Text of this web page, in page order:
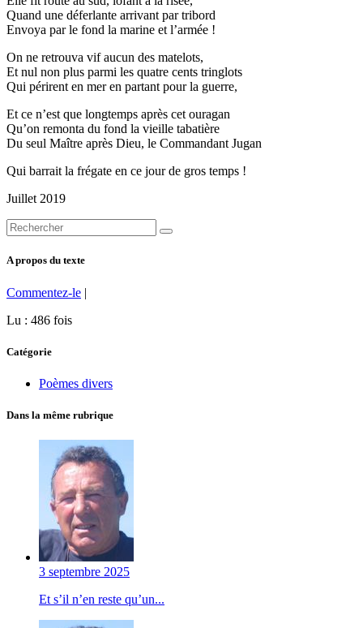
Quand une déferlante arrivant par tribord
Envoya par le fond la marine et l’armée !
On ne retrouva vif aucun des matelots,
Et nul non plus parmi les quatre cents tringlots
Qui périrent en mer en partant pour la guerre,
Et ce n’est que longtemps après cet ouragan
Qu’on remonta du fond la vieille tabatière
Du seul Maître après Dieu, le Commandant Jugan
Qui barrait la frégate en ce jour de gros temps !
Juillet 2019
A propos du texte
Commentez-le |
Lu : 486 fois
Catégorie
Poèmes divers
Dans la même rubrique
3 septembre 2025
Et s’il n’en reste qu’un...